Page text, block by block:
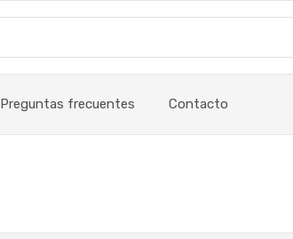
Preguntas frecuentes Contacto